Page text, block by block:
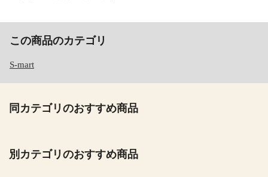
この商品のカテゴリ
S-mart
同カテゴリのおすすめ商品
別カテゴリのおすすめ商品